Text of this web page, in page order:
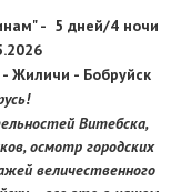
- 5 дней/4 ночи
Жиличи - Бобруйск
Витебска,
осмотр городских
величественного